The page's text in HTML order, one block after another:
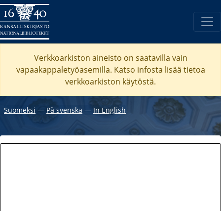
Verkkoarkiston aineisto on saatavilla vain
vapaakappaletyöasemilla. Katso infosta lisää tietoa
verkkoarkiston käytöstä.
Suomeksi ― På svenska ― In English